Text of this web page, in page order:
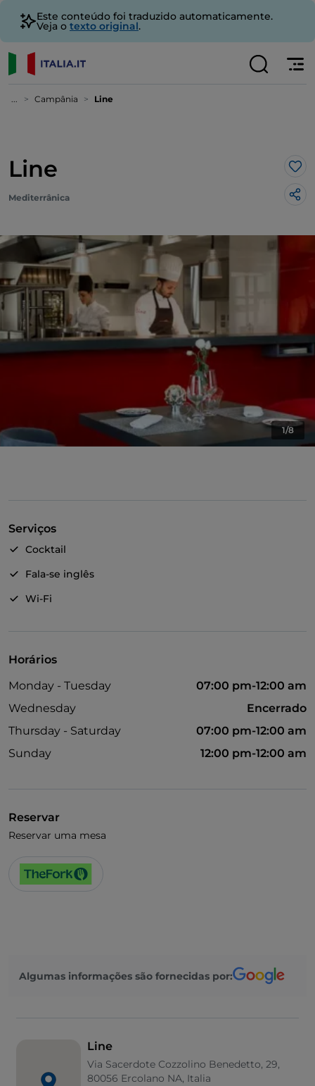
Este conteúdo foi traduzido automaticamente.
Veja o texto original.
... Campânia Line
Line
Mediterrânica
1/8
Serviços
Cocktail
Fala-se inglês
Wi-Fi
Horários
Monday - Tuesday
07:00 pm-12:00 am
Wednesday
Encerrado
Thursday - Saturday
07:00 pm-12:00 am
Sunday
12:00 pm-12:00 am
Reservar
Reservar uma mesa
Algumas informações são fornecidas por:
Line
Via Sacerdote Cozzolino Benedetto, 29,
80056 Ercolano NA, Italia